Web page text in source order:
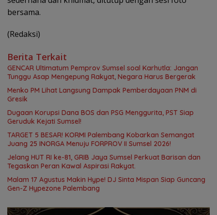
bersama.
(Redaksi)
Berita Terkait
GENCAR Ultimatum Pemprov Sumsel soal Karhutla: Jangan
Tunggu Asap Mengepung Rakyat, Negara Harus Bergerak
Menko PM Lihat Langsung Dampak Pemberdayaan PNM di
Gresik
Dugaan Korupsi Dana BOS dan PSG Menggurita, PST Siap
Geruduk Kejati Sumsel!
TARGET 5 BESAR! KORMI Palembang Kobarkan Semangat
Juang 25 INORGA Menuju FORPROV II Sumsel 2026!
Jelang HUT RI ke-81, GRIB Jaya Sumsel Perkuat Barisan dan
Tegaskan Peran Kawal Aspirasi Rakyat.
Malam 17 Agustus Makin Hype! DJ Sinta Mispan Siap Guncang
Gen-Z Hypezone Palembang